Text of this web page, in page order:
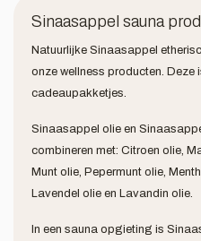
Sinaasappel sauna
Natuurlijke Sinaasappel
onze wellness producten. Deze
cadeaupakketjes.
Sinaasappel olie en
combineren met: Citroen olie,
Munt olie, Pepermunt olie,
Lavendel olie en Lavandin olie.
In een sauna opgieting is